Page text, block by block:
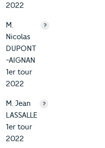
2022
M.
Nicolas
DUPONT
-AIGNAN
1er tour
2022
?
M. Jean
LASSALLE
1er tour
2022
?